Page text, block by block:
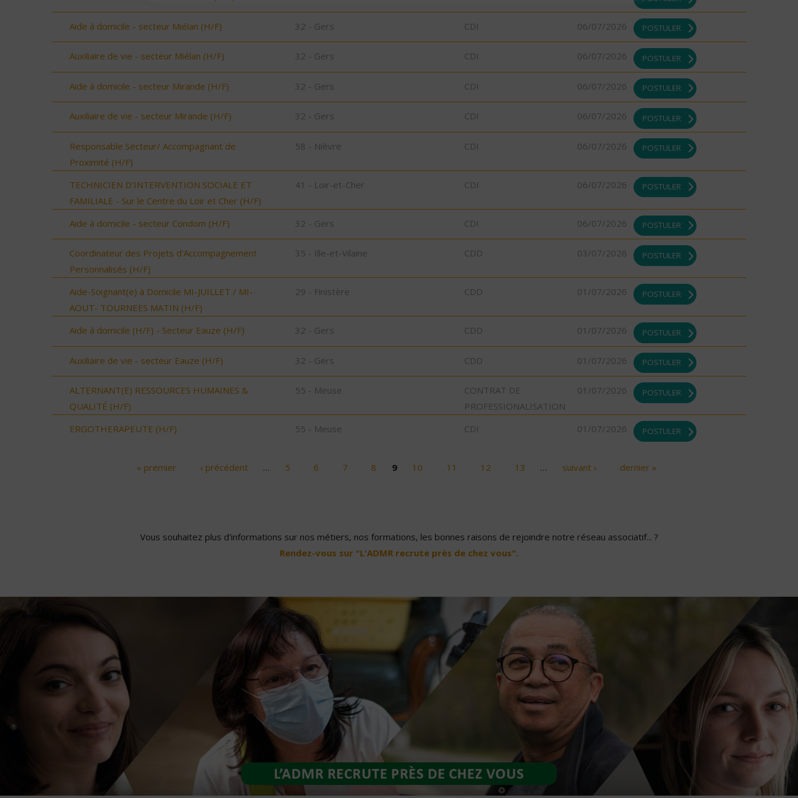
Aide à domicile - secteur Miélan (H/F) 32 - Gers CDI 06/07/2026 POSTULER
Auxiliaire de vie - secteur Miélan (H/F) 32 - Gers CDI 06/07/2026 POSTULER
Aide à domicile - secteur Mirande (H/F) 32 - Gers CDI 06/07/2026 POSTULER
Auxiliaire de vie - secteur Mirande (H/F) 32 - Gers CDI 06/07/2026 POSTULER
Responsable Secteur/ Accompagnant de
Proximité (H/F)
58 - Nièvre CDI 06/07/2026 POSTULER
TECHNICIEN D’INTERVENTION SOCIALE ET
FAMILIALE - Sur le Centre du Loir et Cher (H/F)
41 - Loir-et-Cher CDI 06/07/2026 POSTULER
Aide à domicile - secteur Condom (H/F) 32 - Gers CDI 06/07/2026 POSTULER
Coordinateur des Projets d'Accompagnement
Personnalisés (H/F)
35 - Ille-et-Vilaine CDD 03/07/2026 POSTULER
Aide-Soignant(e) à Domicile MI-JUILLET / MI-
AOUT- TOURNEES MATIN (H/F)
29 - Finistère CDD 01/07/2026 POSTULER
Aide à domicile (H/F) - Secteur Eauze (H/F) 32 - Gers CDD 01/07/2026 POSTULER
Auxiliaire de vie - secteur Eauze (H/F) 32 - Gers CDD 01/07/2026 POSTULER
ALTERNANT(E) RESSOURCES HUMAINES &
QUALITÉ (H/F)
55 - Meuse
CONTRAT DE
PROFESSIONALISATION
01/07/2026 POSTULER
ERGOTHERAPEUTE (H/F) 55 - Meuse CDI 01/07/2026 POSTULER
« premier ‹ précédent … 5 6 7 8 9 10 11 12 13 … suivant › dernier »
Vous souhaitez plus d'informations sur nos métiers, nos formations, les bonnes raisons de rejoindre notre réseau associatif... ?
Rendez-vous sur "L'ADMR recrute près de chez vous".